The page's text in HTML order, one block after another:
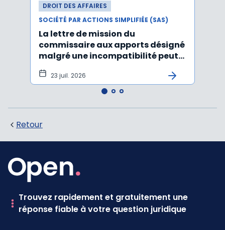
DROIT DES AFFAIRES
SOCIÉTÉ PAR ACTIONS SIMPLIFIÉE (SAS)
La lettre de mission du
commissaire aux apports désigné
malgré une incompatibilité peut
être annulée
23 juil. 2026
Retour
Trouvez rapidement et gratuitement une
réponse fiable à votre question juridique